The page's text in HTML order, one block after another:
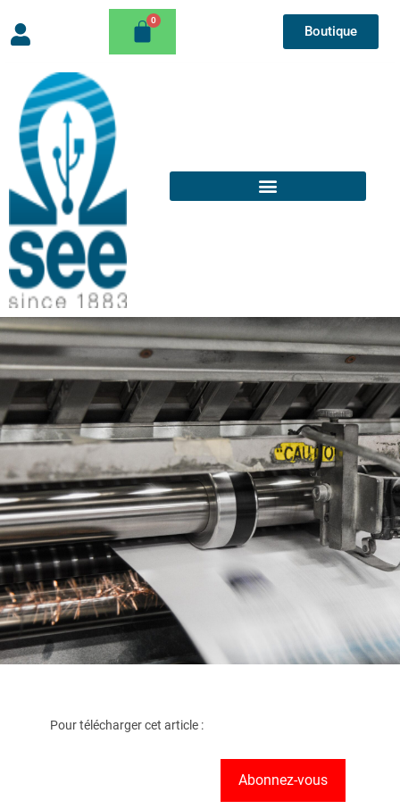
Boutique
Pour télécharger cet article :
Abonnez-vous